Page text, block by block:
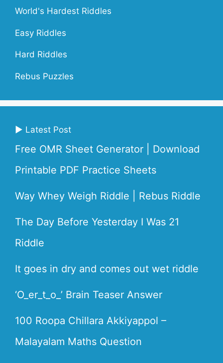
World's Hardest Riddles
Easy Riddles
Hard Riddles
Rebus Puzzles
▶ Latest Post
Free OMR Sheet Generator | Download
Printable PDF Practice Sheets
Way Whey Weigh Riddle | Rebus Riddle
The Day Before Yesterday I Was 21
Riddle
It goes in dry and comes out wet riddle
‘O_er_t_o_’ Brain Teaser Answer
100 Roopa Chillara Akkiyappol –
Malayalam Maths Question